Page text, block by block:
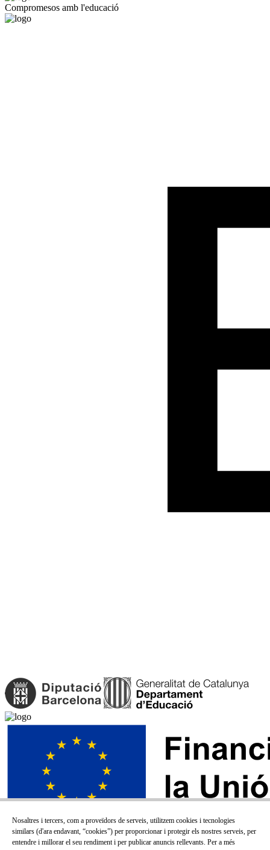
Compromesos amb l'educació
Nosaltres i tercers, com a proveïdors de serveis, utilitzem cookies i tecnologies
similars (d'ara endavant, “cookies”) per proporcionar i protegir els nostres serveis, per
entendre i millorar el seu rendiment i per publicar anuncis rellevants. Per a més